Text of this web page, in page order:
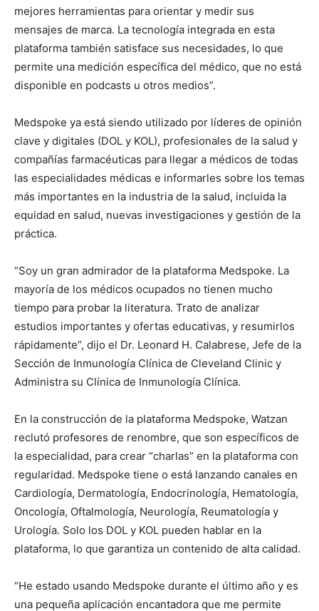
mejores herramientas para orientar y medir sus
mensajes de marca. La tecnología integrada en esta
plataforma también satisface sus necesidades, lo que
permite una medición específica del médico, que no está
disponible en podcasts u otros medios”.
Medspoke ya está siendo utilizado por líderes de opinión
clave y digitales (DOL y KOL), profesionales de la salud y
compañías farmacéuticas para llegar a médicos de todas
las especialidades médicas e informarles sobre los temas
más importantes en la industria de la salud, incluida la
equidad en salud, nuevas investigaciones y gestión de la
práctica.
“Soy un gran admirador de la plataforma Medspoke. La
mayoría de los médicos ocupados no tienen mucho
tiempo para probar la literatura. Trato de analizar
estudios importantes y ofertas educativas, y resumirlos
rápidamente”, dijo el Dr. Leonard H. Calabrese, Jefe de la
Sección de Inmunología Clínica de Cleveland Clinic y
Administra su Clínica de Inmunología Clínica.
En la construcción de la plataforma Medspoke, Watzan
reclutó profesores de renombre, que son específicos de
la especialidad, para crear “charlas” en la plataforma con
regularidad. Medspoke tiene o está lanzando canales en
Cardiología, Dermatología, Endocrinología, Hematología,
Oncología, Oftalmología, Neurología, Reumatología y
Urología. Solo los DOL y KOL pueden hablar en la
plataforma, lo que garantiza un contenido de alta calidad.
“He estado usando Medspoke durante el último año y es
una pequeña aplicación encantadora que me permite